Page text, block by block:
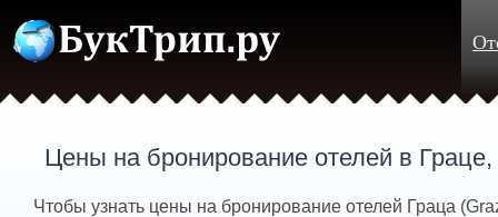
Цены на бронирование отелей в
Чтобы узнать цены на бронирование отелей Граца